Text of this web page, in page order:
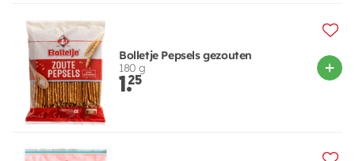
Bolletje Pepsels gezouten
180 g
1.25